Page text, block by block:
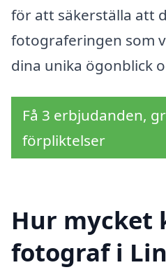
för att säkerställa att
fotograferingen som
dina unika ögonblick
Få 3 erbjudanden,
förpliktelser
Hur mycket
fotograf i